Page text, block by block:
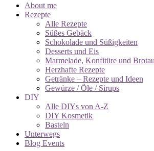
About me
Rezepte
Alle Rezepte
Süßes Gebäck
Schokolade und Süßigkeiten
Desserts und Eis
Marmelade, Konfitüre und
Herzhafte Rezepte
Getränke – Rezepte und Ideen
Gewürze / Öle / Sirups
DIY
Alle DIYs von A-Z
DIY Kosmetik
Basteln
Unterwegs
Blog Events